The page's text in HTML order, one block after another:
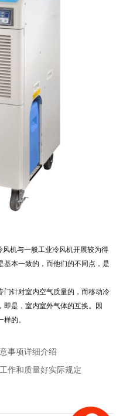
机与一般工业冷风机开展较为得
本一致的，而他们的不同点，是
门针对室内空气质量的，而移动冷
即是，室内室外气体的互换。因
的。
事项详细介绍
作和质量好实际规定